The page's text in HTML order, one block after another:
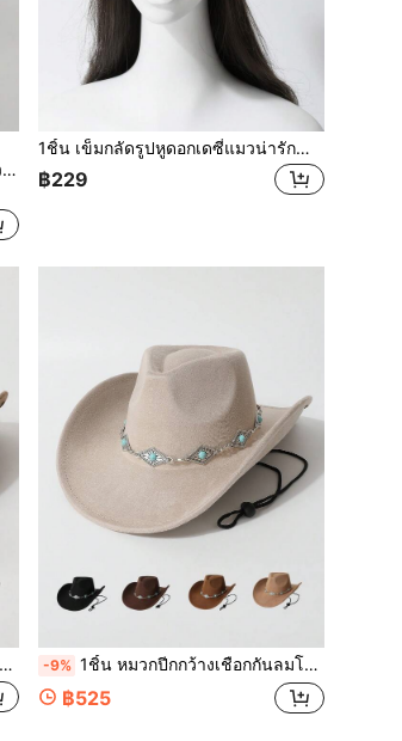
1ชิ้น หมวกคาวบอยตะวันตกตกแต่งด้วยเพชรพลอย เหมาะสำหรับงานอีเวนต์ธีมคาวบอย งานเทศกาล งานวันเกิด การแต่งกายแฟนซี กิจกรรมกลางแจ้ง การสวมใส่ประจำวัน
1ชิ้น เข็มกลัดรูปหูดอกเดซี่แมวน่ารักทำมือ หมวกถักแฟชั่น, หมวกไหมพรมกันหนาวฤดูใบไม้ร่วง/ฤดูหนาว, หมวกเครื่องแต่งกาย, ฤดูร้อน, ชายหาด, วันหยุด, ท่องเที่ยว
฿229
-9% 1ชิ้น หมวกปีกกว้างเชือกกันลมโซ่เซอร์โคเนียสำหรับผู้หญิง สไตล์ยุโรปและอเมริกัน หมวกคาวบอยตะวันตก หมวกแจ๊สแฟชั่นมินิมอลอเนกประสงค์ เหมาะสำหรับสวมใส่ประจำวัน งานปาร์ตี้ งานธีมตะวันตก การรวมตัว คอสเพลย์ พิธีรับปริญญา งานเต้นรำหน้ากาก เทศกาล งานฉลองวันเกิด คอนเสิร์ต
฿525